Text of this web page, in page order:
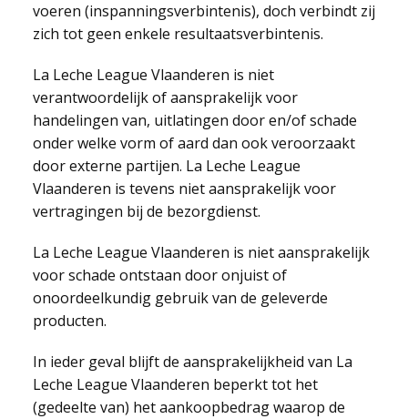
voeren (inspanningsverbintenis), doch verbindt zij
zich tot geen enkele resultaatsverbintenis.
La Leche League Vlaanderen is niet
verantwoordelijk of aansprakelijk voor
handelingen van, uitlatingen door en/of schade
onder welke vorm of aard dan ook veroorzaakt
door externe partijen. La Leche League
Vlaanderen is tevens niet aansprakelijk voor
vertragingen bij de bezorgdienst.
La Leche League Vlaanderen is niet aansprakelijk
voor schade ontstaan door onjuist of
onoordeelkundig gebruik van de geleverde
producten.
In ieder geval blijft de aansprakelijkheid van La
Leche League Vlaanderen beperkt tot het
(gedeelte van) het aankoopbedrag waarop de